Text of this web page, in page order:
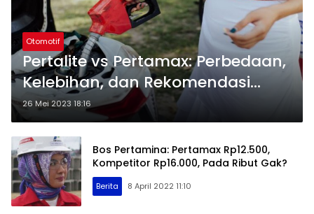
Otomotif
Pertalite vs Pertamax: Perbedaan,
Kelebihan, dan Rekomendasi
Penggunaan
26 Mei 2023 18:16
Bos Pertamina: Pertamax Rp12.500,
Kompetitor Rp16.000, Pada Ribut Gak?
Berita 8 April 2022 11:10